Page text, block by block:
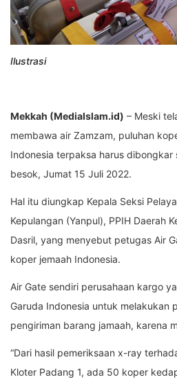
Ilustrasi
Mekkah (MediaIslam.id) – Meski
membawa air Zamzam, puluhan
Indonesia terpaksa harus dibongkar
besok, Jumat 15 Juli 2022.
Hal itu diungkap Kepala Seksi
Kepulangan (Yanpul), PPIH Daerah
Dasril, yang menyebut petugas Air
koper jemaah Indonesia.
Air Gate sendiri perusahaan kargo
Garuda Indonesia untuk melakukan
pengiriman barang jamaah, karena
“Dari hasil pemeriksaan x-ray
Kloter Padang 1, ada 50 koper